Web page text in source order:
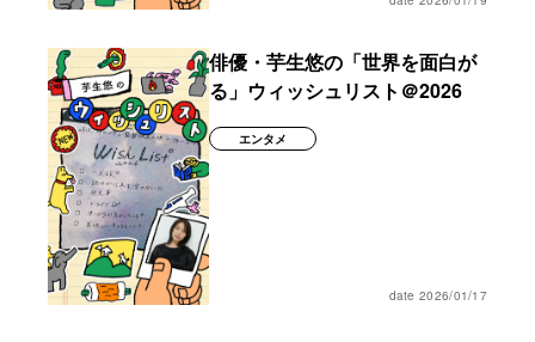
俳優・芋生悠の「世界を面白が
る」ウィッシュリスト＠2026
エンタメ
date 2026/01/17